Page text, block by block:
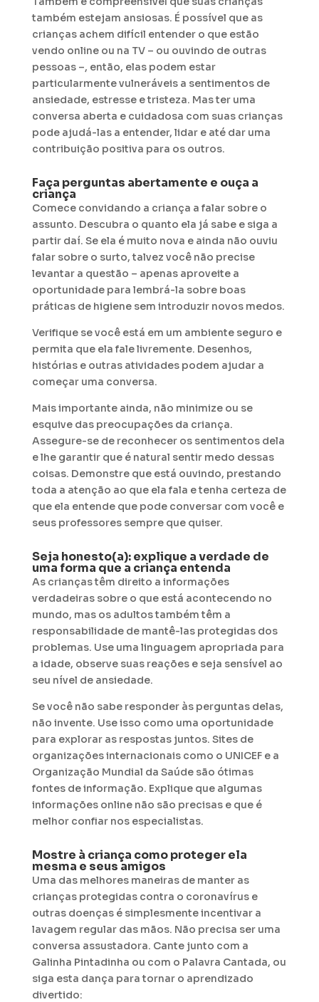
também estejam ansiosas. É possível que as
crianças achem difícil entender o que estão
vendo online ou na TV – ou ouvindo de outras
pessoas –, então, elas podem estar
particularmente vulneráveis a sentimentos de
ansiedade, estresse e tristeza. Mas ter uma
conversa aberta e cuidadosa com suas crianças
pode ajudá-las a entender, lidar e até dar uma
contribuição positiva para os outros.
Faça perguntas abertamente e ouça a
criança
Comece convidando a criança a falar sobre o
assunto. Descubra o quanto ela já sabe e siga a
partir daí. Se ela é muito nova e ainda não ouviu
falar sobre o surto, talvez você não precise
levantar a questão – apenas aproveite a
oportunidade para lembrá-la sobre boas
práticas de higiene sem introduzir novos medos.
Verifique se você está em um ambiente seguro e
permita que ela fale livremente. Desenhos,
histórias e outras atividades podem ajudar a
começar uma conversa.
Mais importante ainda, não minimize ou se
esquive das preocupações da criança.
Assegure-se de reconhecer os sentimentos dela
e lhe garantir que é natural sentir medo dessas
coisas. Demonstre que está ouvindo, prestando
toda a atenção ao que ela fala e tenha certeza de
que ela entende que pode conversar com você e
seus professores sempre que quiser.
Seja honesto(a): explique a verdade de
uma forma que a criança entenda
As crianças têm direito a informações
verdadeiras sobre o que está acontecendo no
mundo, mas os adultos também têm a
responsabilidade de mantê-las protegidas dos
problemas. Use uma linguagem apropriada para
a idade, observe suas reações e seja sensível ao
seu nível de ansiedade.
Se você não sabe responder às perguntas delas,
não invente. Use isso como uma oportunidade
para explorar as respostas juntos. Sites de
organizações internacionais como o UNICEF e a
Organização Mundial da Saúde são ótimas
fontes de informação. Explique que algumas
informações online não são precisas e que é
melhor confiar nos especialistas.
Mostre à criança como proteger ela
mesma e seus amigos
Uma das melhores maneiras de manter as
crianças protegidas contra o coronavírus e
outras doenças é simplesmente incentivar a
lavagem regular das mãos. Não precisa ser uma
conversa assustadora. Cante junto com a
Galinha Pintadinha ou com o Palavra Cantada, ou
siga esta dança para tornar o aprendizado
divertido: